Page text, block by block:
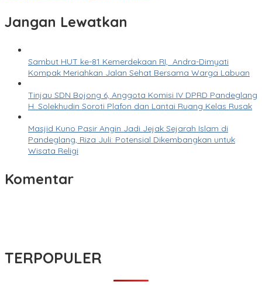
Jangan Lewatkan
Sambut HUT ke-81 Kemerdekaan RI, Andra-Dimyati
Kompak Meriahkan Jalan Sehat Bersama Warga Labuan
Tinjau SDN Bojong 6, Anggota Komisi IV DPRD Pandeglang
H. Solekhudin Soroti Plafon dan Lantai Ruang Kelas Rusak
Masjid Kuno Pasir Angin Jadi Jejak Sejarah Islam di
Pandeglang, Riza Juli: Potensial Dikembangkan untuk
Wisata Religi
Komentar
TERPOPULER